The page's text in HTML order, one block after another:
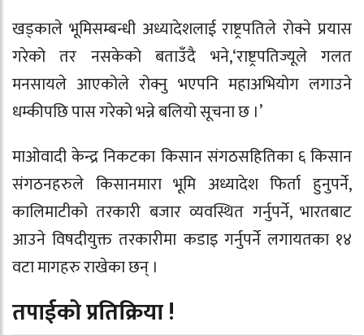
खड्काले भूमिसम्बन्धी अध्यादेशलाई राष्ट्रपतिले रोक्ने प्रयास
गरेको तर नसकेको बताउँदै भने,‘राष्ट्रपतिज्यूले गलत
मनसायले आएकोले रोक्नु भएपनि महाअभियोग लगाउने
धम्कीपछि पास गरेको भन्ने बलियो सूचना छ ।’
माओवादी केन्द्र निकटका किसान संगठसहितिका ६ किसान
संगठनहरुले किसानमारा भूमि अध्यादेश फिर्ता हुनुपर्ने,
कालिमाटीको तरकारी बजार व्यवस्थित गर्नुपर्ने, भारतबाट
आउने विषदीयुक्त तरकारीमा कडाइ गर्नुपर्ने लगायतका १४
वटा मागहरु राखेका छन् ।
तपाईको प्रतिक्रिया !